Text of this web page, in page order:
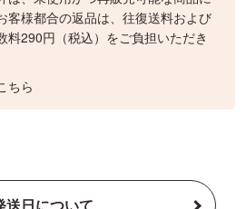
客様都合の返品は、往復送料および
料290円（税込）をご負担いただき
ちら